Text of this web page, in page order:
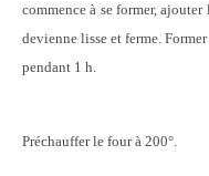
commence à se former,
devienne lisse et ferme.
pendant 1 h.
Préchauffer le four à 200°.